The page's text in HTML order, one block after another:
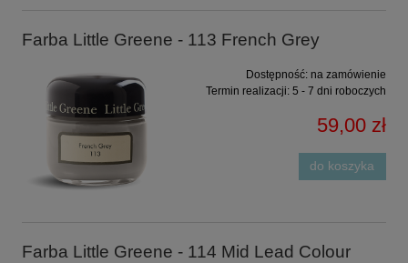
Farba Little Greene - 113 French Grey
Dostępność: na zamówienie
Termin realizacji: 5 - 7 dni roboczych
59,00 zł
do koszyka
Farba Little Greene - 114 Mid Lead Colour